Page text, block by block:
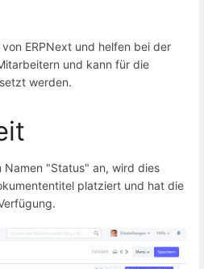
ERPNext und helfen bei der
und kann für die
werden.
Namen "Status" an, wird dies
platziert und hat die